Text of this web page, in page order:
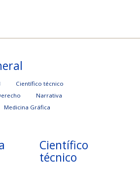
Científico técnico
Narrativa
Medicina Gráfica
Científico
técnico